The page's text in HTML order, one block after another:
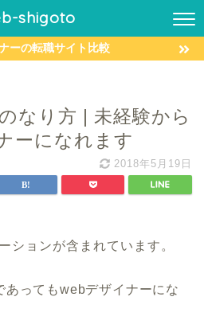
shigoto
ーの転職サイト比較
なり方 | 未経験から
ーになれます
2018年5月19日
ションが含まれています。
あってもwebデザイナーにな